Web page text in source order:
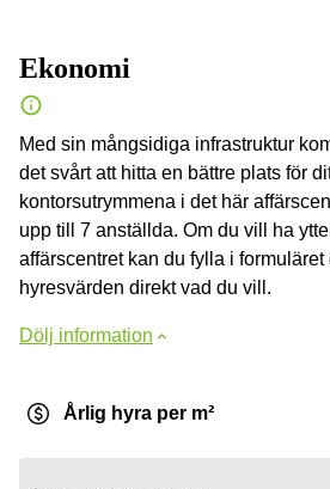
Ekonomi
Med sin mångsidiga infrastruktur
det svårt att hitta en bättre plats för
kontorsutrymmena i det här
upp till 7 anställda. Om du vill ha
affärscentret kan du fylla i formuläret
hyresvärden direkt vad du vill.
Dölj information
Årlig hyra per m²